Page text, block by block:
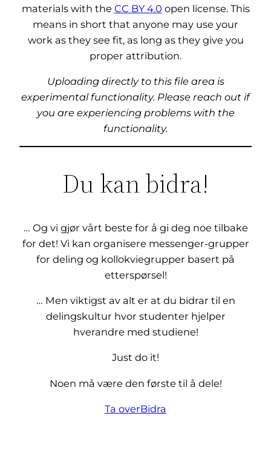
materials with the CC BY 4.0 open license. This
means in short that anyone may use your
work as they see fit, as long as they give you
proper attribution.
Uploading directly to this file area is
experimental functionality. Please reach out if
you are experiencing problems with the
functionality.
Du kan bidra!
… Og vi gjør vårt beste for å gi deg noe tilbake
for det! Vi kan organisere messenger-grupper
for deling og kollokviegrupper basert på
etterspørsel!
… Men viktigst av alt er at du bidrar til en
delingskultur hvor studenter hjelper
hverandre med studiene!
Just do it!
Noen må være den første til å dele!
Ta overBidra